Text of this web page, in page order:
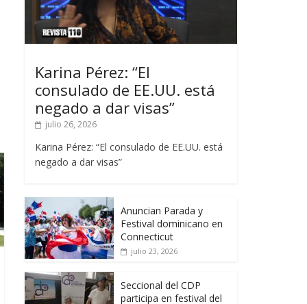
Karina Pérez: “El
consulado de EE.UU. está
negado a dar visas”
julio 26, 2026
Karina Pérez: “El consulado de EE.UU. está
negado a dar visas”
Anuncian Parada y
Festival dominicano en
Connecticut
julio 23, 2026
Seccional del CDP
participa en festival del